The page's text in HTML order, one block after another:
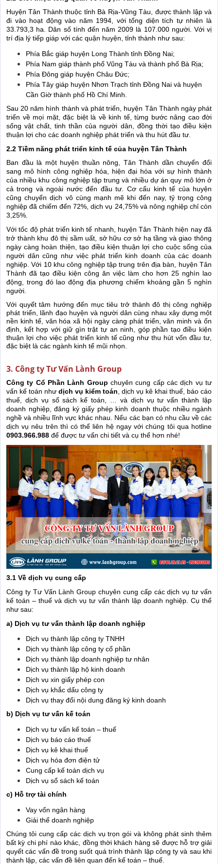
Huyện Tân Thành thuộc tỉnh Bà Rịa-Vũng Tàu, được thành lập và
đi vào hoạt động vào năm 1994, với tổng diện tích tự nhiên là
33.793,3 ha. Dân số tính đến năm 2009 là 107.000 người. Với vị
trí địa lý tiếp giáp với các quận huyện, tỉnh thành như sau:
Phía Bắc giáp huyện Long Thành tỉnh Đồng Nai;
Phía Nam giáp thành phố Vũng Tàu và thành phố Bà Rịa;
Phía Đông giáp huyện Châu Đức;
Phía Tây giáp huyện Nhơn Trạch tỉnh Đồng Nai và huyện
Cần Giờ thành phố Hồ Chí Minh.
Sau 20 năm hình thành và phát triển, huyện Tân Thành ngày phát
triển về mọi mặt, đặc biệt là về kinh tế, từng bước nâng cao đời
sống vật chất, tinh thần của người dân, đồng thời tạo điều kiện
thuận lợi cho các doanh nghiệp phát triển và thu hút đầu tư.
2.2 Tiềm năng phát triển kinh tế của huyện Tân Thành
Ban đầu là một huyện thuần nông, Tân Thành dần chuyển đổi
sang mô hình công nghiệp hóa, hiện đại hóa với sự hình thành
của nhiều khu công nghiệp tập trung và nhiều dự án quy mô lớn ở
cả trong và ngoài nước đến đầu tư. Cơ cấu kinh tế của huyện
cũng chuyển dịch vô cùng mạnh mẽ khi đến nay, tỷ trọng công
nghiệp đã chiếm đến 72%, dịch vụ 24,75% và nông nghiệp chỉ còn
3,25%.
Với tốc độ phát triển kinh tế nhanh, huyện Tân Thành hiện nay đã
trở thành khu đô thị sầm uất, sở hữu cơ sở hạ tầng và giao thông
ngày càng hoàn thiện, tạo điều kiện thuận lợi cho cuộc sống của
người dân cũng như việc phát triển kinh doanh của các doanh
nghiệp. Với 10 khu công nghiệp tập trung trên địa bàn, huyện Tân
Thành đã tạo điều kiện công ăn việc làm cho hơn 25 nghìn lao
động, trong đó lao động địa phương chiếm khoảng gần 5 nghìn
người.
Với quyết tâm hướng đến mục tiêu trở thành đô thị công nghiệp
phát triển, lãnh đạo huyện và người dân cùng nhau xây dựng một
nền kinh tế, văn hóa xã hội ngày càng phát triển, văn minh và ổn
định, kết hợp với giữ gìn trật tự an ninh, góp phần tạo điều kiện
thuận lợi cho việc phát triển kinh tế cũng như thu hút vốn đầu tư,
đặc biệt là các ngành kinh tế mũi nhọn.
3. Công ty Tư Vấn Lành Group
Công ty Cổ Phần Lành Group chuyên cung cấp các dịch vụ tư
vấn kế toán như dịch vụ kiểm toán , dịch vụ kê khai thuế, báo cáo
thuế, dịch vụ sổ sách kế toán, … và dịch vụ tư vấn thành lập
doanh nghiệp, đăng ký giấy phép kinh doanh thuộc nhiều ngành
nghề và nhiều lĩnh vực khác nhau. Nếu các bạn có nhu cầu về các
dịch vụ nêu trên thì có thể liên hệ ngay với chúng tôi qua hotline
0903.966.988 để được tư vấn chi tiết và cụ thể hơn nhé!
3.1 Về dịch vụ cung cấp
Công ty Tư Vấn Lành Group chuyên cung cấp các dịch vụ tư vấn
kế toán – thuế và dịch vụ tư vấn thành lập doanh nghiệp. Cụ thể
như sau:
a) Dịch vụ tư vấn thành lập doanh nghiệp
Dịch vụ thành lập công ty TNHH
Dịch vụ thành lập công ty cổ phần
Dịch vụ thành lập doanh nghiệp tư nhân
Dịch vụ thành lập hộ kinh doanh
Dịch vụ xin giấy phép con
Dịch vụ khắc dấu công ty
Dịch vụ thay đổi nội dung đăng ký kinh doanh
b) Dịch vụ tư vấn kế toán
Dịch vụ tư vấn kế toán – thuế
Dịch vụ báo cáo thuế
Dịch vụ kê khai thuế
Dịch vụ hóa đơn điện tử
Cung cấp kế toán dịch vụ
Dịch vụ sổ sách kế toán
c) Hỗ trợ tài chính
Vay vốn ngân hàng
Giải thể doanh nghiệp
Chúng tôi cung cấp các dịch vụ trọn gói và không phát sinh thêm
bất kỳ chi phí nào khác, đồng thời khách hàng sẽ được hỗ trợ giải
quyết các vấn đề trong suốt quá trình thành lập công ty và sau khi
thành lập, các vấn đề liên quan đến kế toán – thuế.